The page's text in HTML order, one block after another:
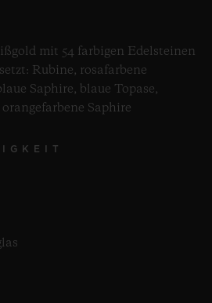
mit 54 farbigen Edelsteinen
Rubine, rosafarbene
Saphire, blaue Topase,
Saphire